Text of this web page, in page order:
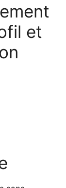
et